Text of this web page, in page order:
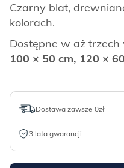
Czarny blat,
kolorach.
Dostępne w aż
100 × 50 cm, 120 ×
Dostawa zawsze 0zł
3 lata gwarancji